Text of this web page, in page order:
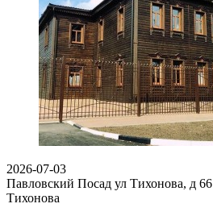
2026-07-03
Павловский Посад ул Тихонова, д 66
Тихонова